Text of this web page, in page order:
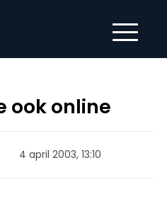
ook online
4 april 2003, 13:10